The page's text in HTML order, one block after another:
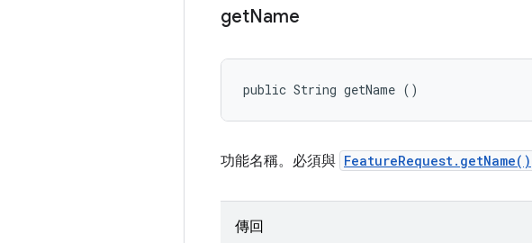
getName
public String getName ()
功能名稱。必須與 FeatureRequest.getName()
傳回